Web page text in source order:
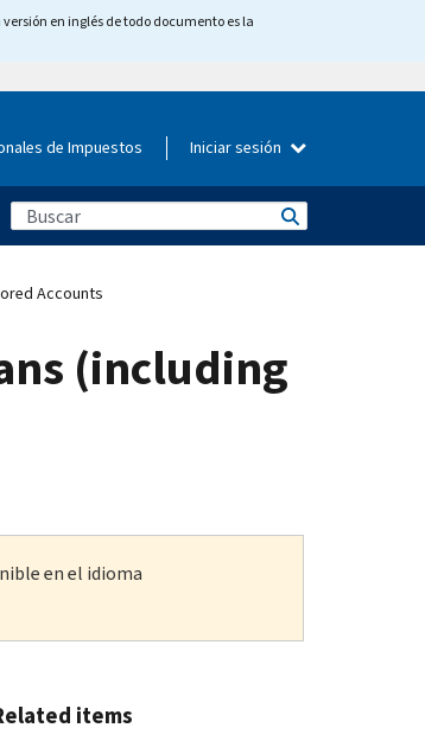
en inglés de todo documento es la
de Impuestos Iniciar sesión
Accounts
(including
en el idioma
items